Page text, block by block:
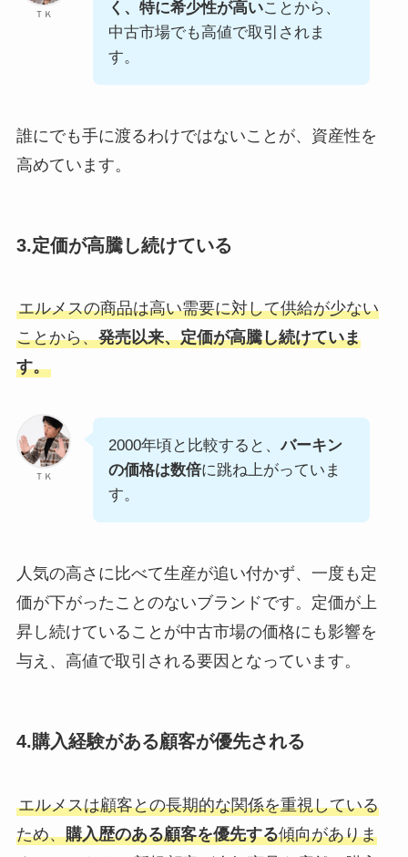
ＴＫ
く、特に希少性が高いことから、
中古市場でも高値で取引されま
す。
誰にでも手に渡るわけではないことが、資産性を
高めています。
3.定価が高騰し続けている
エルメスの商品は高い需要に対して供給が少ない
ことから、発売以来、定価が高騰し続けていま
す。
ＴＫ
2000年頃と比較すると、バーキン
の価格は数倍に跳ね上がっていま
す。
人気の高さに比べて生産が追い付かず、一度も定
価が下がったことのないブランドです。定価が上
昇し続けていることが中古市場の価格にも影響を
与え、高値で取引される要因となっています。
4.購入経験がある顧客が優先される
エルメスは顧客との長期的な関係を重視している
ため、購入歴のある顧客を優先する傾向がありま